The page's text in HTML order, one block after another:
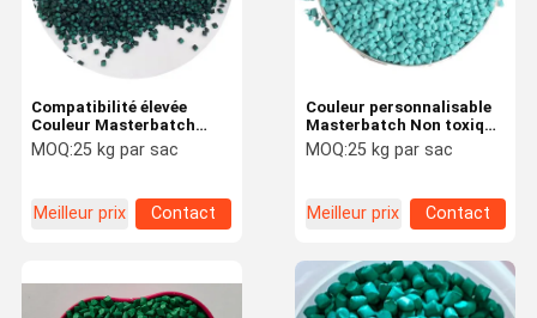
Couleur personnalisable
Masterbatch Non toxique
Metal lourd Gratuit pour
l'emballage
MOQ:25 kg par sac
Meilleur prix Contact
Compatibilité élevée
Couleur Masterbatch
excellente résistance à la
lumière et stabilité
MOQ:25 kg par sac
Meilleur prix Contact